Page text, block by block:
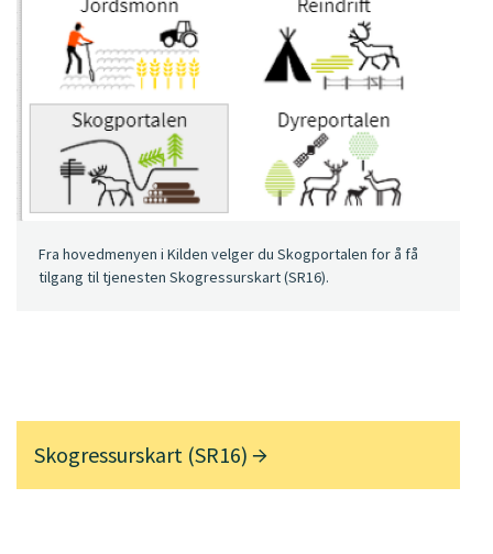
Fra hovedmenyen i Kilden velger du Skogportalen for å få
tilgang til tjenesten Skogressurskart (SR16).
Skogressurskart (SR16)